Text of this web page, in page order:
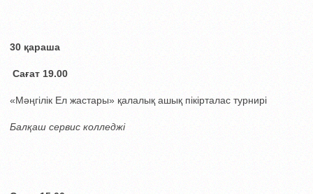
30 қараша
Сағат 19.00
«Мәңгілік Ел жастары» қалалық ашық пікірталас турнирі
Балқаш сервис колледжі